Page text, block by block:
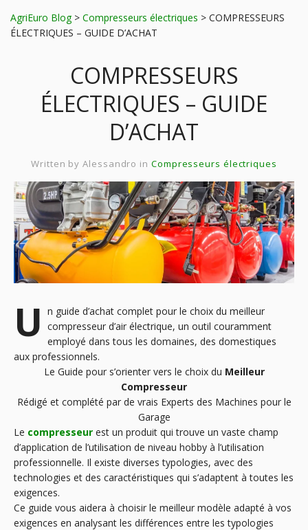
AgriEuro Blog> Compresseurs électriques > COMPRESSEURS
ÉLECTRIQUES – GUIDE D’ACHAT
COMPRESSEURS
ÉLECTRIQUES – GUIDE
D’ACHAT
Written byAlessandro in Compresseurs électriques
U n guide d’achat complet pour le choix du meilleur
compresseur d’air électrique, un outil couramment
employé dans tous les domaines, des domestiques
aux professionnels.
Le Guide pour s’orienter vers le choix du Meilleur
Compresseur
Rédigé et complété par de vrais Experts des Machines pour le
Garage
Le compresseur est un produit qui trouve un vaste champ
d’application de l’utilisation de niveau hobby à l’utilisation
professionnelle. Il existe diverses typologies, avec des
technologies et des caractéristiques qui s’adaptent à toutes les
exigences.
Ce guide vous aidera à choisir le meilleur modèle adapté à vos
exigences en analysant les différences entre les typologies